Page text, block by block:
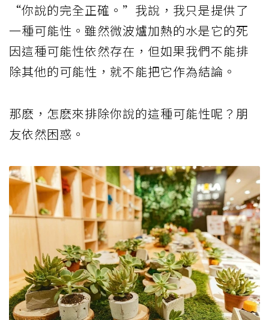
“你說的完全正確。”我說，我只是提供了
一種可能性。雖然微波爐加熱的水是它的死
因這種可能性依然存在，但如果我們不能排
除其他的可能性，就不能把它作為結論。
那麽，怎麽來排除你說的這種可能性呢？朋
友依然困惑。